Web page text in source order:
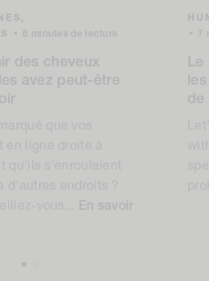
• 6 minutes de lecture
des cheveux
avez peut-être
En savoir
• 7
de